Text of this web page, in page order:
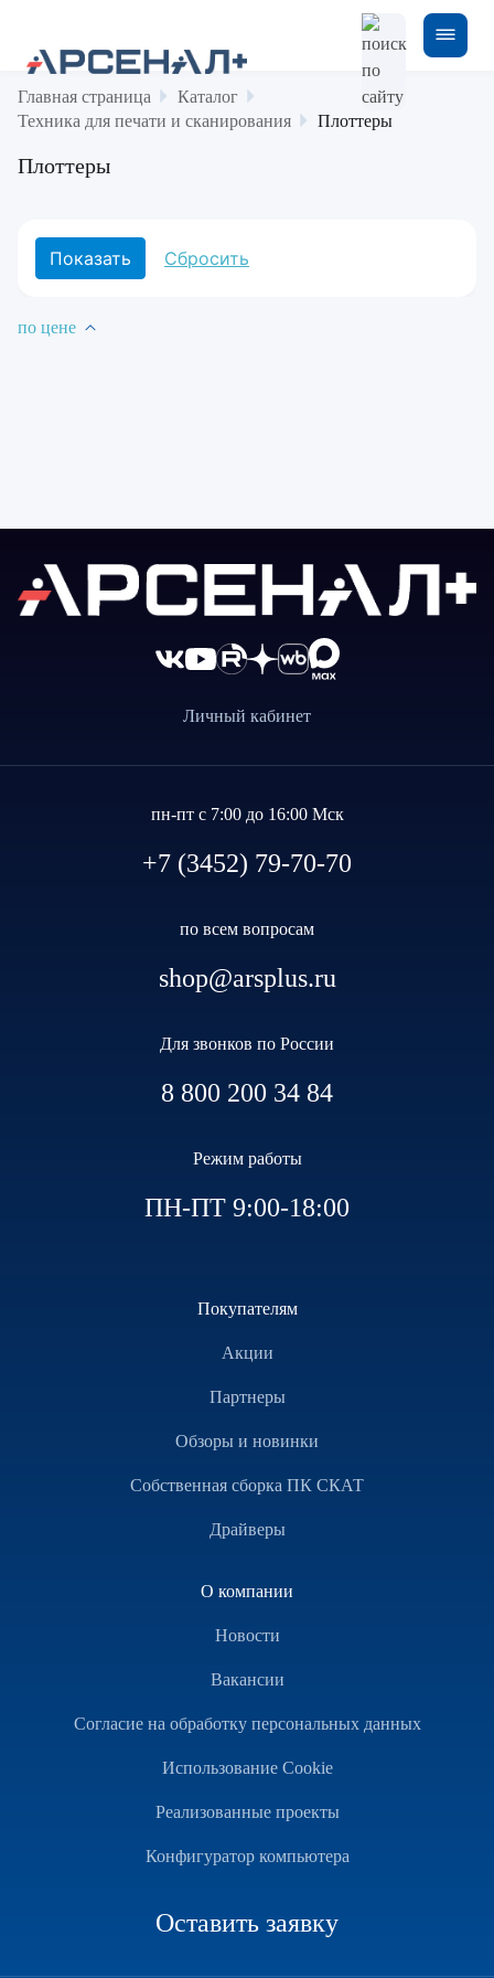
Главная страница
Каталог
Техника для печати и сканирования
Плоттеры
Плоттеры
по цене
Личный кабинет
пн-пт с 7:00 до 16:00 Мск
+7 (3452) 79-70-70
по всем вопросам
shop@arsplus.ru
Для звонков по России
8 800 200 34 84
Режим работы
ПН-ПТ 9:00-18:00
Покупателям
Акции
Партнеры
Обзоры и новинки
Собственная сборка ПК СКАТ
Драйверы
О компании
Новости
Вакансии
Согласие на обработку персональных данных
Использование Cookie
Реализованные проекты
Конфигуратор компьютера
Оставить заявку